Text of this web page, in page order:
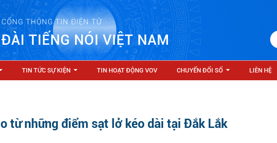
CỔNG THÔNG TIN ĐIỆN TỬ
ĐÀI TIẾNG NÓI VIỆT NAM
TIN TỨC SỰ KIỆN TIN HOẠT ĐỘNG VOV CHUYỂN ĐỔI SỐ LIÊN HỆ
từ những điểm sạt lở kéo dài tại Đắk Lắk